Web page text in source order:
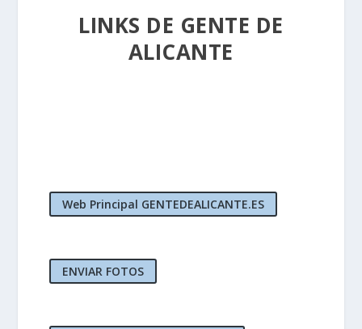
LINKS DE GENTE DE
ALICANTE
Web Principal GENTEDEALICANTE.ES
ENVIAR FOTOS